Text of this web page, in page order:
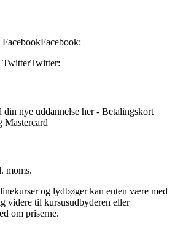
Facebook:
Twitter:
moms.
og lydbøger kan enten være med
videre til kursusudbyderen eller
om priserne.